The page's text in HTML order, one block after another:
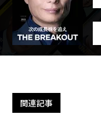
関連記事